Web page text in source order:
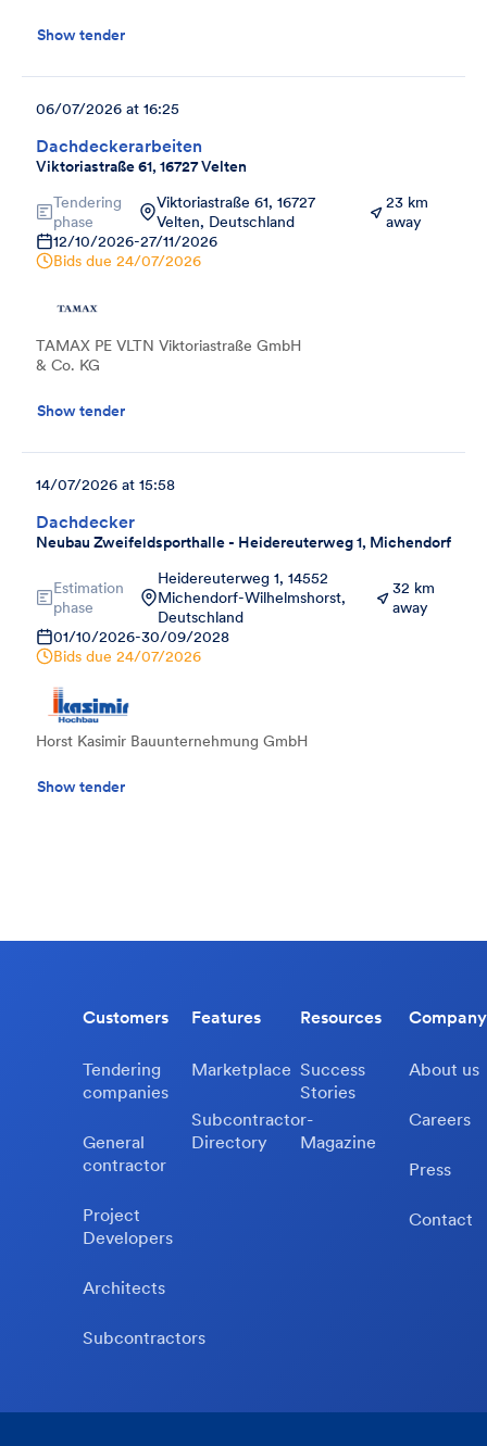
Show tender
Dachdeckerarbeiten
Viktoriastraße 61, 16727 Velten
06/07/2026 at 16:25
Tendering
phase
Viktoriastraße 61, 16727
Velten, Deutschland
23 km
away
12/10/2026-27/11/2026
Bids due 24/07/2026
TAMAX PE VLTN Viktoriastraße GmbH
& Co. KG
Show tender
Dachdecker
Neubau Zweifeldsporthalle - Heidereuterweg 1, Michendorf
14/07/2026 at 15:58
Estimation
phase
Heidereuterweg 1, 14552
Michendorf-Wilhelmshorst,
Deutschland
32 km
away
01/10/2026-30/09/2028
Bids due 24/07/2026
Horst Kasimir Bauunternehmung GmbH
Show tender
Customers
Tendering
companies
General
contractor
Project
Developers
Architects
Subcontractors
Features
Marketplace
Subcontractor-
Directory
Resources
Success
Stories
Magazine
Company
About us
Careers
Press
Contact